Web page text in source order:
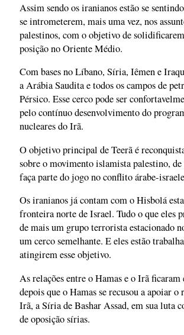
Assim sendo os iranianos estão se
se intrometerem, mais uma vez, nos
palestinos, com o objetivo de
posição no Oriente Médio.
Com bases no Líbano, Síria, Iêmen e
a Arábia Saudita e todos os campos de
Pérsico. Esse cerco pode ser
pelo contínuo desenvolvimento do
nucleares do Irã.
O objetivo principal de Teerã é
sobre o movimento islamista palestino,
faça parte do jogo no conflito árabe-
Os iranianos já contam com o Hisbolá
fronteira norte de Israel. Tudo o que eles
de mais um grupo terrorista estacionado
um cerco semelhante. E eles estão
atingirem esse objetivo.
As relações entre o Hamas e o Irã ficaram
depois que o Hamas se recusou a apoiar
Irã, a Síria de Bashar Assad, em sua luta
de oposição sírias.